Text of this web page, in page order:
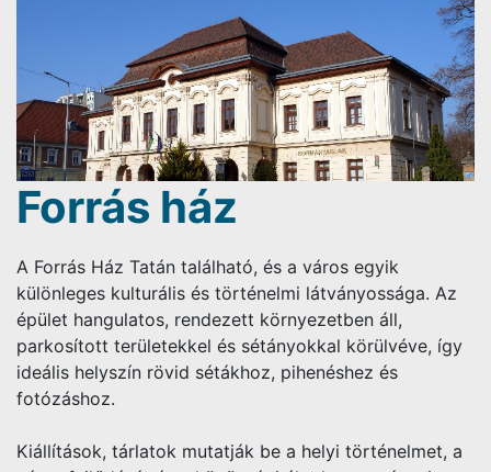
Forrás ház
A Forrás Ház Tatán található, és a város egyik
különleges kulturális és történelmi látványossága. Az
épület hangulatos, rendezett környezetben áll,
parkosított területekkel és sétányokkal körülvéve, így
ideális helyszín rövid sétákhoz, pihenéshez és
fotózáshoz.
Kiállítások, tárlatok mutatják be a helyi történelmet, a